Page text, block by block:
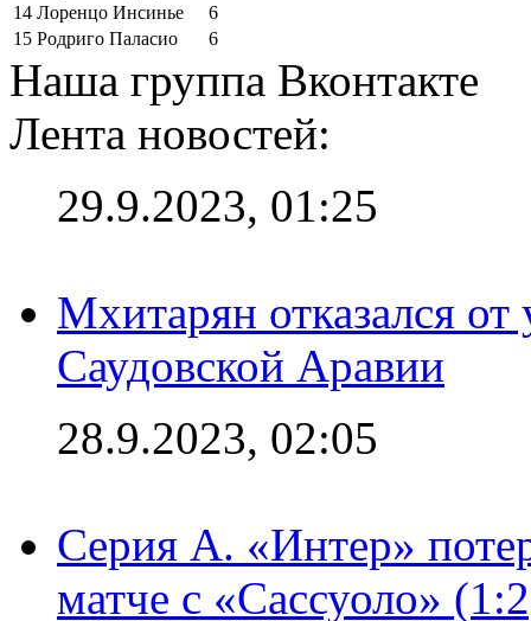
14 Лоренцо Инсинье
6
15 Родриго Паласио 6
Наша группа Вконтакте
Лента новостей:
29.9.2023, 01:25
Мхитарян отказался от
Саудовской Аравии
28.9.2023, 02:05
Серия А. «Интер»
матче с «Сассуоло»